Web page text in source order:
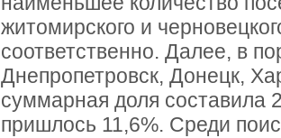
житомирского и
соответственно. Далее, в
Днепропетровск, Донецк,
суммарная доля составила
пришлось 11,6%. Среди